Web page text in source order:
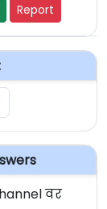
Report
वर